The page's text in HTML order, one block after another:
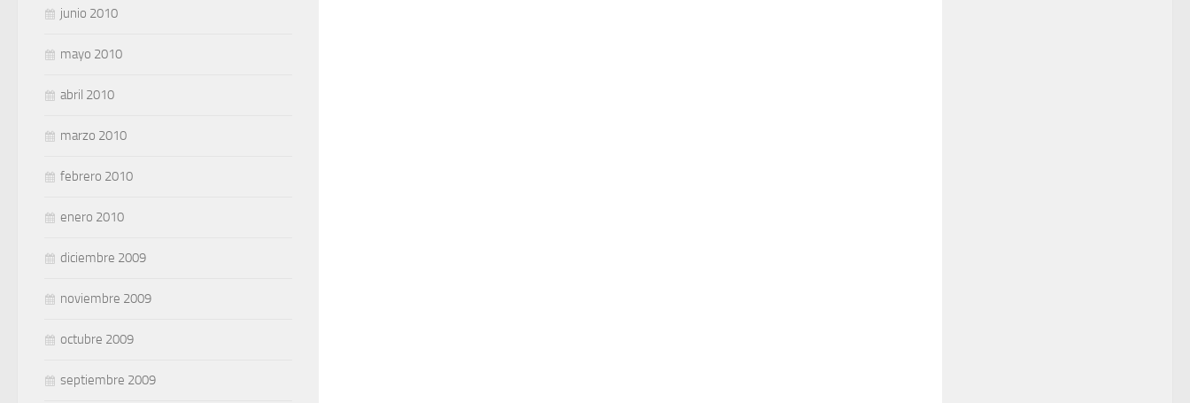
junio 2010
mayo 2010
abril 2010
marzo 2010
febrero 2010
enero 2010
diciembre 2009
noviembre 2009
octubre 2009
septiembre 2009